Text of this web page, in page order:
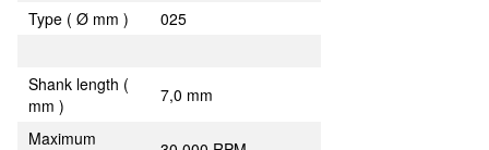
Type ( Ø mm )
025
Shank length (
mm )
7,0 mm
Maximum